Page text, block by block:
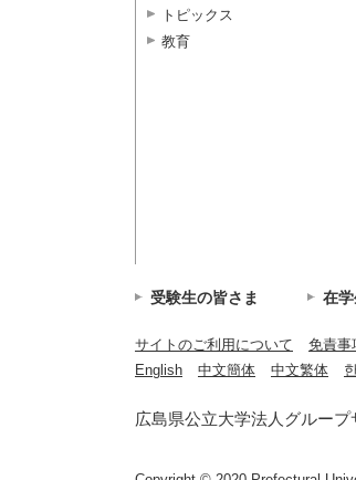
トピックス
教育
受験生の皆さま 在
サイトのご利用について 免責事
English
中文簡体 中文繁体
広島県公立大学法人グループ